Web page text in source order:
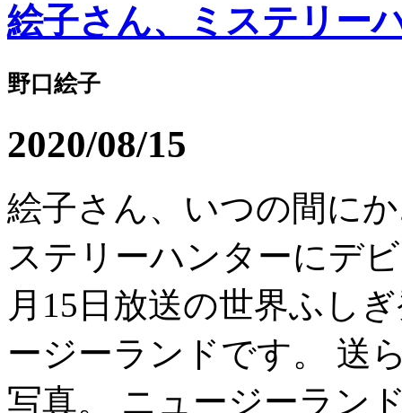
絵子さん、ミステリー
野口絵子
2020/08/15
絵子さん、いつの間に
ステリーハンターにデ
月15日放送の世界ふし
ージーランドです。 送
写真。 ニュージーラン